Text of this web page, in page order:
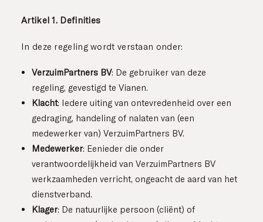
Over Ons
Aanvraag dienstverlening
Artikel 1. Definities
In deze regeling wordt verstaan onder:
VerzuimPartners BV: De gebruiker van deze
regeling, gevestigd te Vianen.
Klacht: Iedere uiting van ontevredenheid over een
gedraging, handeling of nalaten van (een
medewerker van) VerzuimPartners BV.
Medewerker: Eenieder die onder
verantwoordelijkheid van VerzuimPartners BV
werkzaamheden verricht, ongeacht de aard van het
dienstverband.
Klager: De natuurlijke persoon (cliënt) of